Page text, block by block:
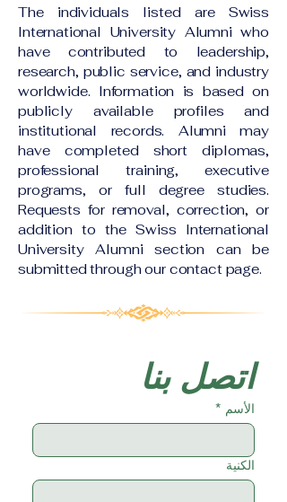
The individuals listed are Swiss
International University Alumni who
have contributed to leadership,
research, public service, and industry
worldwide. Information is based on
publicly available profiles and
institutional records. Alumni may
have completed short diplomas,
professional training, executive
programs, or full degree studies.
Requests for removal, correction, or
addition to the Swiss International
University Alumni section can be
submitted through our contact page.
اتصل بنا
الأسم *
الكنية